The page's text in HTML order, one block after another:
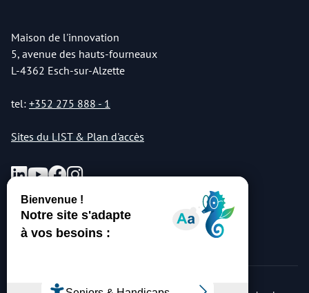
Maison de l'innovation
5, avenue des hauts-fourneaux
L-4362 Esch-sur-Alzette
tel: +352 275 888 - 1
Sites du LIST & Plan d'accès